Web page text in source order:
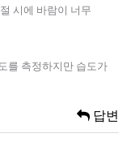
시에 바람이 너무
를 측정하지만 습도가
답변